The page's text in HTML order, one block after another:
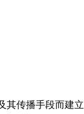
传播手段而